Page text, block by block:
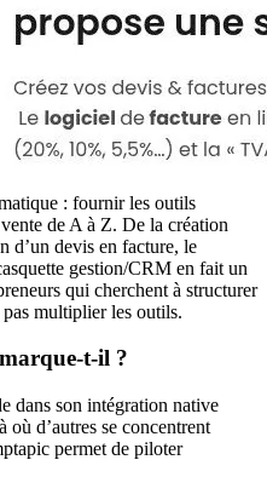
: fournir les outils
de A à Z. De la création
d’un devis en facture, le
gestion/CRM en fait un
qui cherchent à structurer
multiplier les outils.
t-il ?
dans son intégration native
d’autres se concentrent
permet de piloter